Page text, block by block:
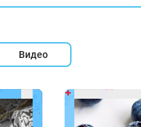
Видео